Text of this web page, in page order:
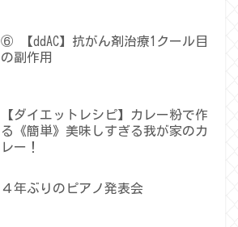
⑥ 【ddAC】抗がん剤治療1クール目
の副作用
【ダイエットレシピ】カレー粉で作
る《簡単》美味しすぎる我が家のカ
レー！
４年ぶりのピアノ発表会